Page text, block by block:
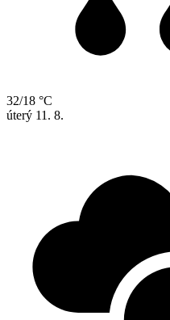
32/18 °C
úterý 11. 8.